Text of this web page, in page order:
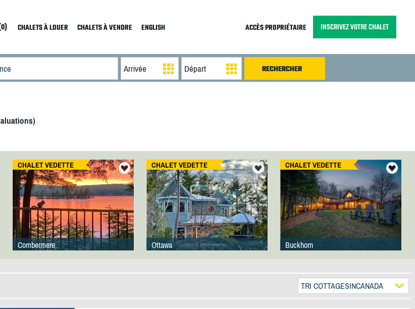
CHALETS À LOUER CHALETS À VENDRE ENGLISH ACCÈS PROPRIÉTAIRE INSCRIVEZ VOTRE CHALET
CHALET VEDETTE
Combermere
CHALET VEDETTE
Ottawa
CHALET VEDETTE
Buckhorn
TRI COTTAGESINCANADA